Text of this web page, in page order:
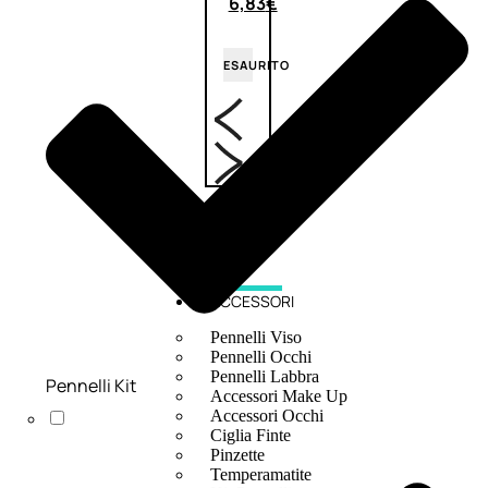
ESAURITO
ACCESSORI
Pennelli Viso
Pennelli Occhi
Pennelli Labbra
Accessori Make Up
Accessori Occhi
Ciglia Finte
Pinzette
Temperamatite
Pennelli Kit